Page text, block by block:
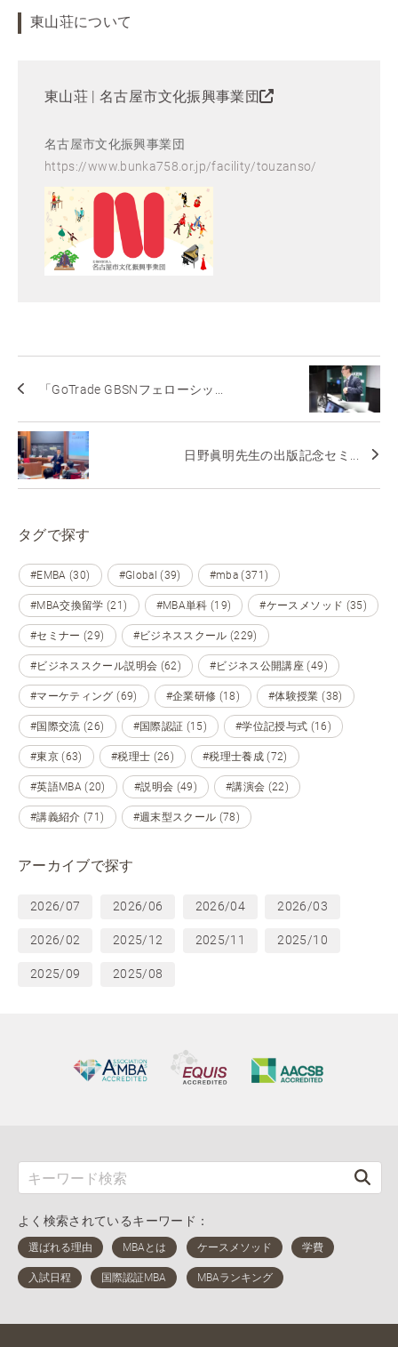
東山荘について
東山荘 | 名古屋市文化振興事業団
名古屋市文化振興事業団
https://www.bunka758.or.jp/facility/touzanso/
「GoTrade GBSNフェローシッ...
日野眞明先生の出版記念セミ...
タグで探す
#EMBA (30) #Global (39) #mba (371)
#MBA交換留学 (21) #MBA単科 (19) #ケースメソッド (35)
#セミナー (29) #ビジネススクール (229)
#ビジネススクール説明会 (62) #ビジネス公開講座 (49)
#マーケティング (69) #企業研修 (18) #体験授業 (38)
#国際交流 (26) #国際認証 (15) #学位記授与式 (16)
#東京 (63) #税理士 (26) #税理士養成 (72)
#英語MBA (20) #説明会 (49) #講演会 (22)
#講義紹介 (71) #週末型スクール (78)
アーカイブで探す
2026/07 2026/06 2026/04 2026/03
2026/02 2025/12 2025/11 2025/10
2025/09 2025/08
よく検索されているキーワード：